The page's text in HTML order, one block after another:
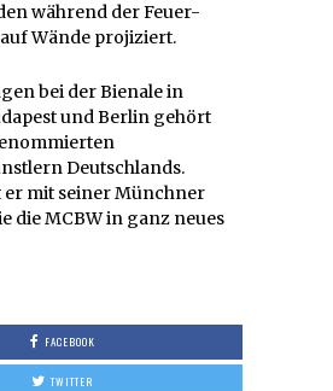
während der Feuer-
Wände projiziert.
bei der Bienale in
und Berlin gehört
Deutschlands.
er mit seiner Münchner
die MCBW in ganz neues
FACEBOOK
TWITTER